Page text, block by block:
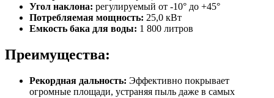
Угол наклона: регулируемый от -10° до +45°
Потребляемая мощность: 25,0 кВт
Емкость бака для воды: 1 800 литров
Преимущества:
Рекордная дальность: Эффективно покрывает
огромные площади, устраняя пыль даже в самых